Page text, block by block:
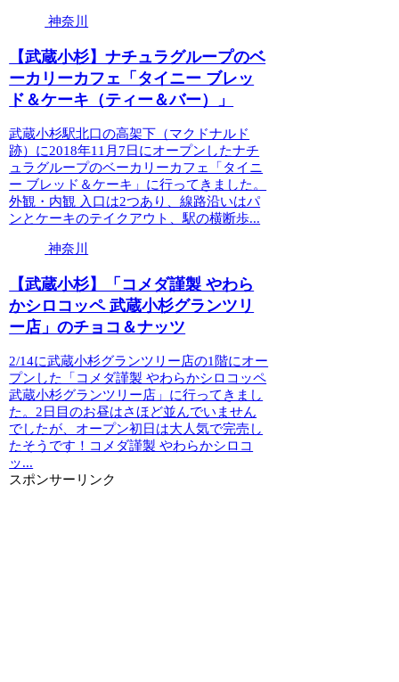
神奈川
【武蔵小杉】ナチュラグループのベ
ーカリーカフェ「タイニー ブレッ
ド＆ケーキ（ティー＆バー）」
武蔵小杉駅北口の高架下（マクドナルド
跡）に2018年11月7日にオープンしたナチ
ュラグループのベーカリーカフェ「タイニ
ー ブレッド＆ケーキ」に行ってきました。
外観・内観 入口は2つあり、線路沿いはパ
ンとケーキのテイクアウト、駅の横断歩...
神奈川
【武蔵小杉】「コメダ謹製 やわら
かシロコッペ 武蔵小杉グランツリ
ー店」のチョコ＆ナッツ
2/14に武蔵小杉グランツリー店の1階にオー
プンした「コメダ謹製 やわらかシロコッペ
武蔵小杉グランツリー店」に行ってきまし
た。2日目のお昼はさほど並んでいません
でしたが、オープン初日は大人気で完売し
たそうです！コメダ謹製 やわらかシロコ
ッ...
スポンサーリンク